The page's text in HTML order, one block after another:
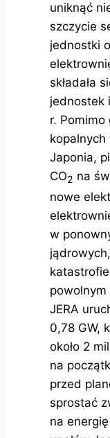
uniknąć
szczycie
jednostki
składała
jednostek
r.
Japonia,
CO2 na
nowe
w
JERA
0,78 GW,
około 2
na
przed
sprostać
na